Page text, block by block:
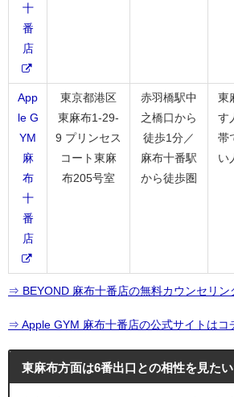
十
番
店
App
le G
YM
麻
布
十
番
店
東京都港区
東麻布1-29-
9 プリンセス
コート東麻
布205号室
赤羽橋駅中
之橋口から
徒歩1分／
麻布十番駅
から徒歩圏
東
す
帯
い
⇒ BEYOND 麻布十番店の無料カウンセリン
⇒ Apple GYM 麻布十番店の公式サイトはコ
東麻布方面は6番出口との相性を見たい